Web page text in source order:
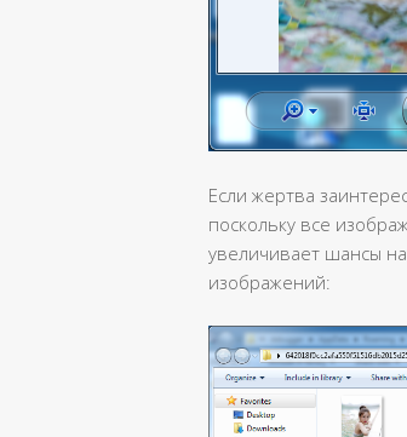
Если жертва
поскольку все
увеличивает шансы
изображений: